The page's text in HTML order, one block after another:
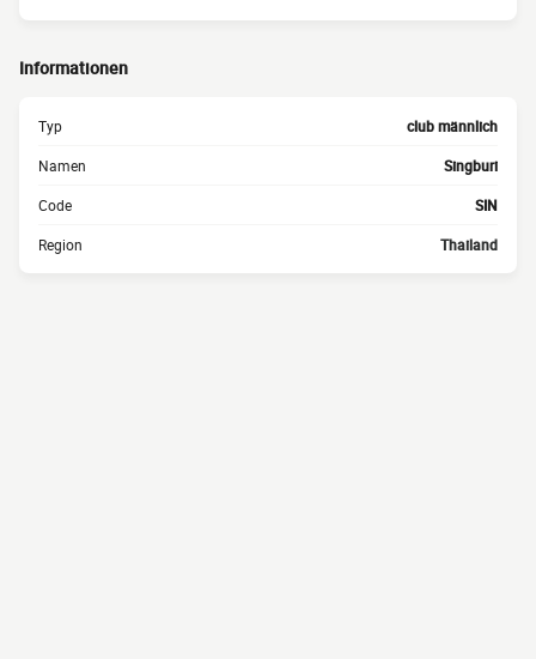
Informationen
Typ club männlich
Namen Singburi
Code SIN
Region Thailand